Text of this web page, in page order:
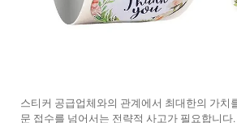
스티커 공급업체와의 관계에서 최대한의 가치
문 접수를 넘어서는 전략적 사고가 필요합니다